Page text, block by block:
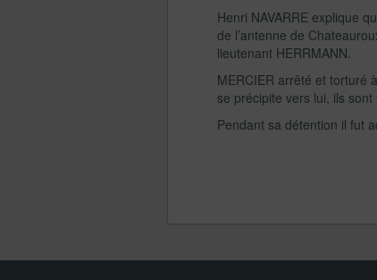
Henri NAVARRE explique
de l’antenne de
lieutenant HERRMANN.
MERCIER arrêté et torturé
se précipite vers lui, ils
Pendant sa détention il fut